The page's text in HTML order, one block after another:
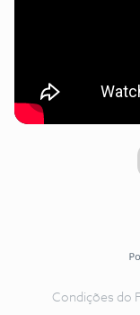
Condições do